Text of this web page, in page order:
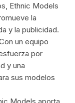
Ethnic Models
la
y la publicidad.
un equipo
por
y una
sus modelos
Models aporta